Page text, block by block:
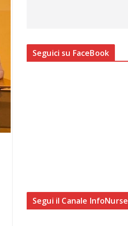
Seguici su FaceBook
Segui il Canale InfoNurse